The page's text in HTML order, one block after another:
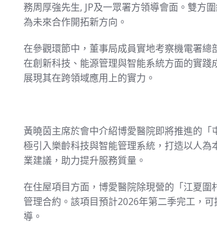
務周厚強先生, JP及一眾署方領導會面。雙方
為未來合作開拓新方向。
在參觀環節中，董事局成員實地考察機電署
在創新科技、能源管理與智能系統方面的實
展現其在跨領域應用上的實力。
黃曉茵主席於會中介紹博愛醫院即將推進的
極引入樂齡科技與智能管理系統，打造以人
業建議，助力提升服務質量。
在住屋項目方面，博愛醫院除現營的「江夏
管理合約。該項目預計2026年第二季完工，
導。